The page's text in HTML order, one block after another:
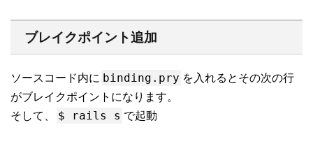
ブレイクポイント追加
ソースコード内に binding.pry を入れるとその次の行
がブレイクポイントになります。
そして、
$ rails s で起動